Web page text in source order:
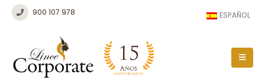
900 107 978 ESPAÑOL